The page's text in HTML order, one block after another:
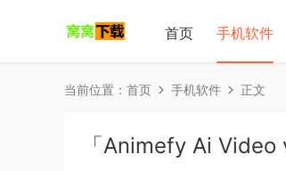
首页 手机软件
当前位置： 首页 手机软件 正文
「Animefy Ai Video